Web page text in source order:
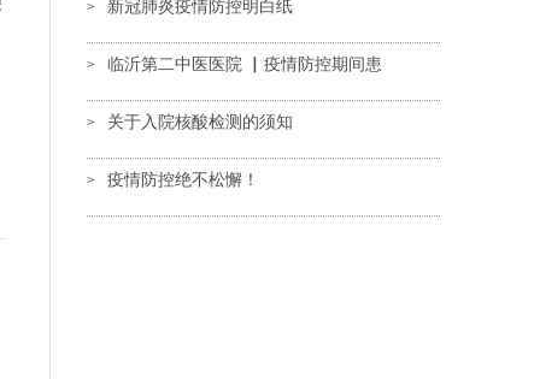
> 新冠肺炎疫情防控明白纸
> 临沂第二中医医院 ▏疫情防控期间患
> 关于入院核酸检测的须知
> 疫情防控绝不松懈！